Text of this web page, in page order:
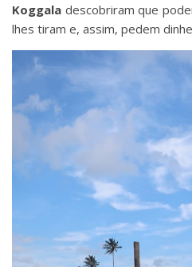
Koggala descobriram que
lhes tiram e, assim, pedem